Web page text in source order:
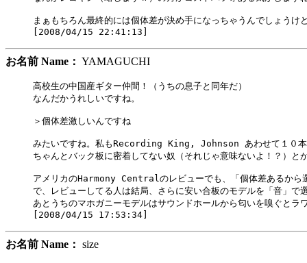
まぁもちろん最終的には個体差が決め手になっちゃうんでしょう
お名前 Name： YAMAGUCHI
高校生の中国産ギター仲間！（うちの息子と同年だ）
なんだかうれしいですね。
＞個体差激しいんですね
みたいですね。私もRecording King, Johnson あわせて１０本く
ちゃんとバック板に密着してない奴（それじゃ意味ないよ！？）と
アメリカのHarmony Centralのレビューでも、「個体差あるから
で、レビューしてる人は結局、さらに安い合板のモデルを「音」で
あとうちのマホガニーモデルはサウンドホールから匂いを嗅ぐとラ
お名前 Name： size